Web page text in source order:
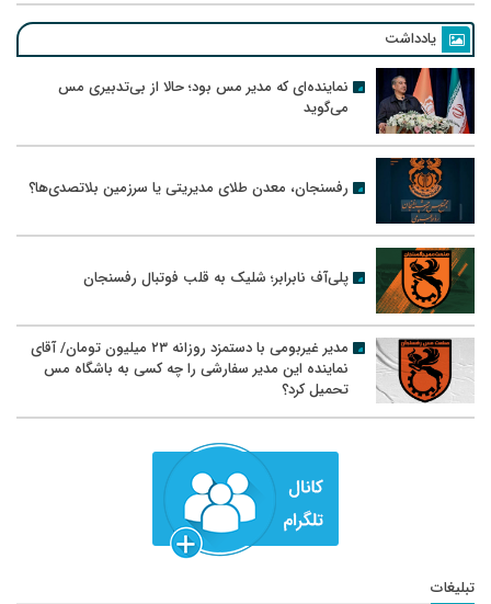
یادداشت
نماینده‌ای که مدیر مس بود؛ حالا از بی‌تدبیری مس
می‌گوید
رفسنجان، معدن طلای مدیریتی یا سرزمین بلاتصدی‌ها؟
پلی‌آف نابرابر؛ شلیک به قلب فوتبال رفسنجان
مدیر غیربومی با دستمزد روزانه ۲۳ میلیون تومان/ آقای
نماینده این مدیر سفارشی را چه کسی به باشگاه مس
تحمیل کرد؟
تبلیغات